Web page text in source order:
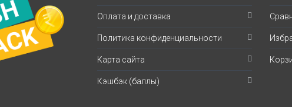
Оплата и доставка
Политика конфиденциальности
Карта сайта
Кэшбэк (баллы)